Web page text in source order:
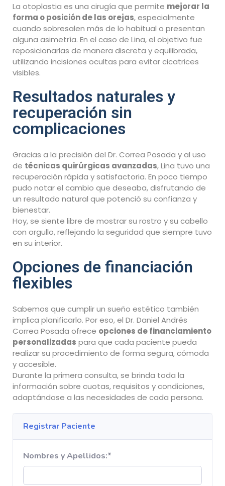
La otoplastia es una cirugía que permite mejorar la
forma o posición de las orejas, especialmente
cuando sobresalen más de lo habitual o presentan
alguna asimetría. En el caso de Lina, el objetivo fue
reposicionarlas de manera discreta y equilibrada,
utilizando incisiones ocultas para evitar cicatrices
visibles.
Resultados naturales y
recuperación sin
complicaciones
Gracias a la precisión del Dr. Correa Posada y al uso
de técnicas quirúrgicas avanzadas, Lina tuvo una
recuperación rápida y satisfactoria. En poco tiempo
pudo notar el cambio que deseaba, disfrutando de
un resultado natural que potenció su confianza y
bienestar.
Hoy, se siente libre de mostrar su rostro y su cabello
con orgullo, reflejando la seguridad que siempre tuvo
en su interior.
Opciones de financiación
flexibles
Sabemos que cumplir un sueño estético también
implica planificarlo. Por eso, el Dr. Daniel Andrés
Correa Posada ofrece opciones de financiamiento
personalizadas para que cada paciente pueda
realizar su procedimiento de forma segura, cómoda
y accesible.
Durante la primera consulta, se brinda toda la
información sobre cuotas, requisitos y condiciones,
adaptándose a las necesidades de cada persona.